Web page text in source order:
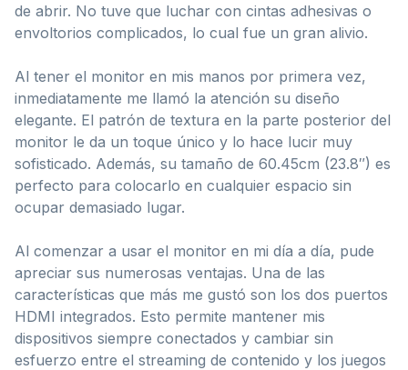
de abrir. No tuve que luchar con cintas adhesivas o
envoltorios complicados, lo cual fue un gran alivio.
Al tener el monitor en mis manos por primera vez,
inmediatamente me llamó la atención su diseño
elegante. El patrón de textura en la parte posterior del
monitor le da un toque único y lo hace lucir muy
sofisticado. Además, su tamaño de 60.45cm (23.8″) es
perfecto para colocarlo en cualquier espacio sin
ocupar demasiado lugar.
Al comenzar a usar el monitor en mi día a día, pude
apreciar sus numerosas ventajas. Una de las
características que más me gustó son los dos puertos
HDMI integrados. Esto permite mantener mis
dispositivos siempre conectados y cambiar sin
esfuerzo entre el streaming de contenido y los juegos